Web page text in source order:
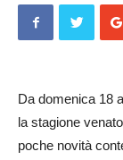
Da domenica 18
la stagione
poche novità